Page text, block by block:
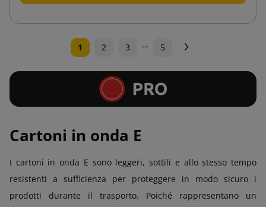
1 2 3 … 5
Cartoni in onda E
I cartoni in onda E sono leggeri, sottili e allo stesso tempo
resistenti a sufficienza per proteggere in modo sicuro i
prodotti durante il trasporto. Poiché rappresentano un